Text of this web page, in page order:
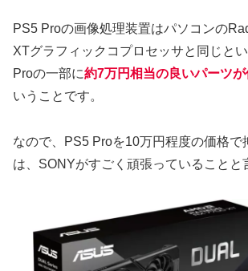
PS5 Proの画像処理装置はパソコンの
XTグラフィックコプロセッサと同じと
Proの一部に約7万円相当の良いパーツ
いうことです。
なので、PS5 Proを10万円程度の価格で
は、SONYがすごく頑張っていることと